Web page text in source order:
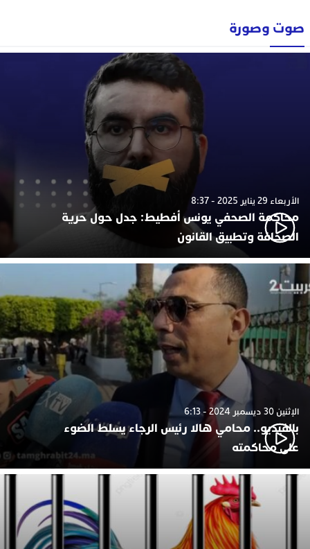
صوت وصورة
الأربعاء 29 يناير 2025 - 8:37
محاكمة الصحفي يونس أفطيط: جدل حول حرية
الصحافة وتطبيق القانون
الإثنين 30 ديسمبر 2024 - 6:13
بالفيديو.. محامي هالا رئيس الرجاء يسلط الضوء
على محاكمته